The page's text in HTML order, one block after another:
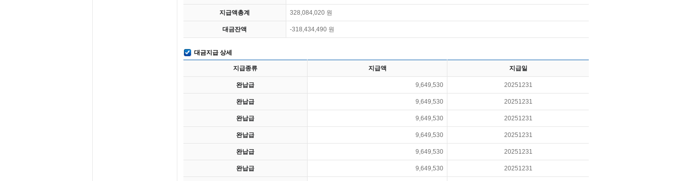
지급액총계 328,084,020 원
대금잔액 -318,434,490 원
대금지급 상세
지급종류 지급액 지급일
완납급 9,649,530 20251231
완납급 9,649,530 20251231
완납급 9,649,530 20251231
완납급 9,649,530 20251231
완납급 9,649,530 20251231
완납급 9,649,530 20251231